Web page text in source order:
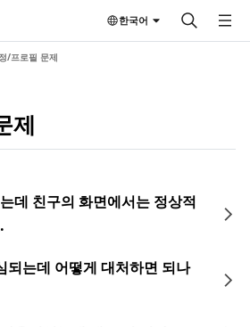
한국어
/프로필 문제
제
데 친구의 화면에서는 정상적
되는데 어떻게 대처하면 되나